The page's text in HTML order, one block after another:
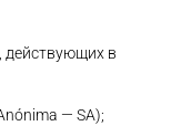
действующих в
— SA);